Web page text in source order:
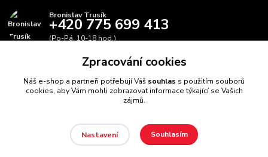
Bronislav Trusík
+420 775 699 413
(Po-Pá, 10-18 hod.)
info@bbfitness.cz
BBfintess.cz -Fitness doplňky a zdravá výživa//Webdesign
Zpracování cookies
Náš e-shop a partneři potřebují Váš souhlas s použitím souborů
cookies, aby Vám mohli zobrazovat informace týkající se Vašich
zájmů.
Nastavení Souhlasím